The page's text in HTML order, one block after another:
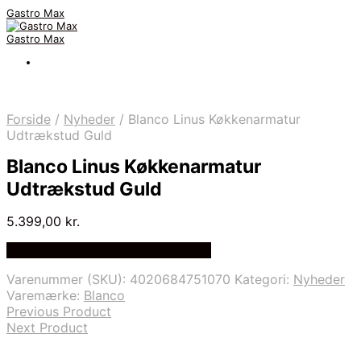
Gastro Max
Gastro Max
Forside / Nyheder / Blanco Linus Køkkenarmatur
Udtrækstud Guld
Blanco Linus Køkkenarmatur
Udtrækstud Guld
5.399,00 kr.
Varenummer (SKU): 4020684751070 Kategori: Nyheder
Varemærke: Blanco
Previous Product
Next Product